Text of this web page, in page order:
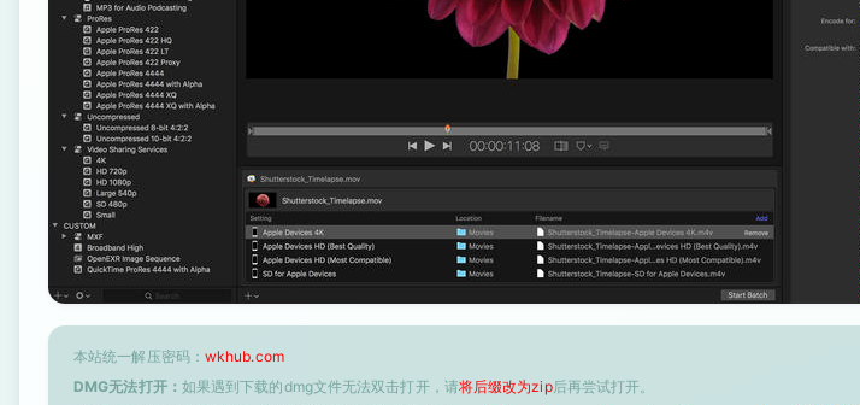
本站统一解压密码： wkhub.com
DMG无法打开： 如果遇到下载的dmg文件无法双击打开，请将后缀改为zip后再尝试打开。